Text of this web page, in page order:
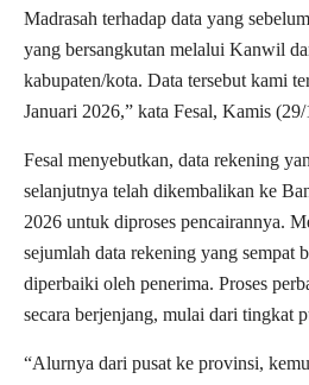
Madrasah terhadap data yang
yang bersangkutan melalui Kanwil
kabupaten/kota. Data tersebut kami
Januari 2026,” kata Fesal, Kamis
Fesal menyebutkan, data rekening
selanjutnya telah dikembalikan ke
2026 untuk diproses pencairannya.
sejumlah data rekening yang sempat
diperbaiki oleh penerima. Proses
secara berjenjang, mulai dari tingkat
“Alurnya dari pusat ke provinsi,